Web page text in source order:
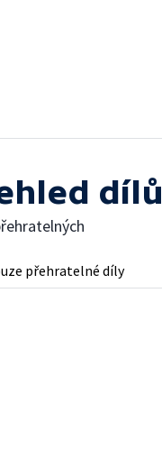
dílů
přehratelné díly